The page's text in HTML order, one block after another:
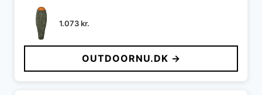
1.073kr.
OUTDOORNU.DK →